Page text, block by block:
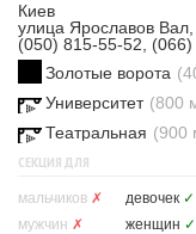
Киев
улица Ярославов
(050) 815-55-52,
Золотые ворота
Университет (800
Театральная (900
СЕКЦИЯ ДЛЯ
мальчиков ✗ девочек ✓
мужчин ✗ женщин ✓